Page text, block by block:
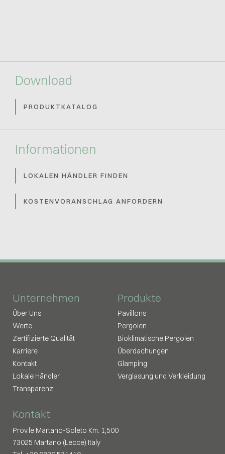
Download
PRODUKTKATALOG
Informationen
LOKALEN HÄNDLER FINDEN
KOSTENVORANSCHLAG ANFORDERN
Unternehmen
Über Uns
Werte
Zertifizierte Qualität
Karriere
Kontakt
Lokale Händler
Transparenz
Produkte
Pavillons
Pergolen
Bioklimatische Pergolen
Überdachungen
Glamping
Verglasung und Verkleidung
Kontakt
Prov.le Martano-Soleto Km. 1,500
73025 Martano (Lecce) Italy